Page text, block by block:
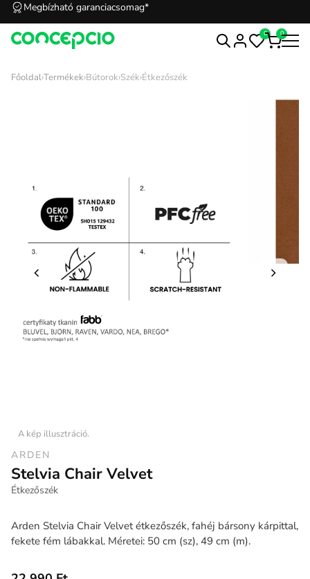
Megbízható garanciacsomag*
0 0
Főoldal›Termékek›Bútorok›Szék›Étkezőszék
A kép illusztráció.
ARDEN
Stelvia Chair Velvet
Étkezőszék
Arden Stelvia Chair Velvet étkezőszék, fahéj bársony kárpittal,
fekete fém lábakkal. Méretei: 50 cm (sz), 49 cm (m).